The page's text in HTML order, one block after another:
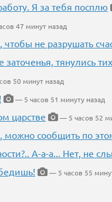
Я за тебя посплю
47 минут назад
не разрушать
заточенья, тянулись
50 минут назад
— 5 часов 51 минуту назад
царстве
— 5 часов 52
можно сообщить по
А-а-а... Нет, не
— 5 часов 55